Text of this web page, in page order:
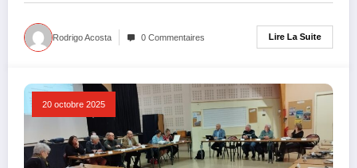
Rodrigo Acosta 0 Commentaires Lire La Suite
20 octobre 2025